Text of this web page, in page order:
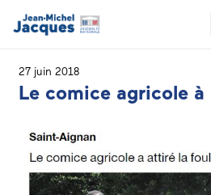
27 juin 2018
Le comice agricole